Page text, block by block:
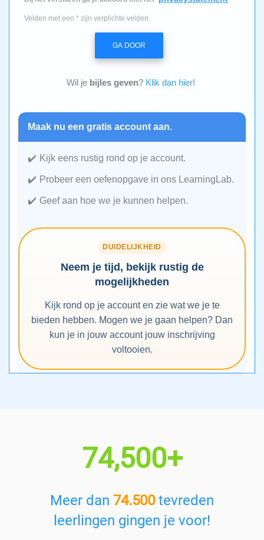
Velden met een * zijn verplichte velden.
GA DOOR
Wil je bijles geven? Klik dan hier!
Maak nu een gratis account aan.
Kijk eens rustig rond op je account.
Probeer een oefenopgave in ons LearningLab.
Geef aan hoe we je kunnen helpen.
DUIDELIJKHEID
Neem je tijd, bekijk rustig de
mogelijkheden
Kijk rond op je account en zie wat we je te
bieden hebben. Mogen we je gaan helpen? Dan
kun je in jouw account jouw inschrijving
voltooien.
74,500+
Meer dan 74.500tevreden
leerlingen gingen je voor!